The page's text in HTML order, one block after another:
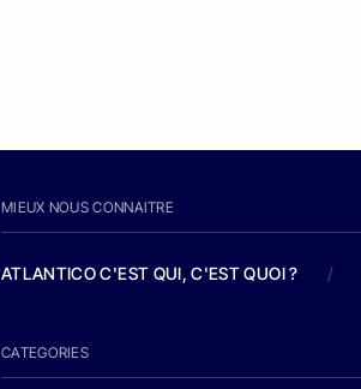
MIEUX NOUS CONNAITRE
ATLANTICO C'EST QUI, C'EST QUOI ? /
CATEGORIES